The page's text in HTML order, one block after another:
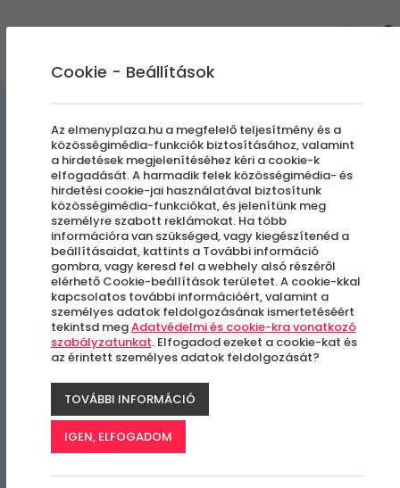
E-bike túra a Bükkben |
Haladó
Miskolc
Cookie - Beállítások
Az elmenyplaza.hu a megfelelő teljesítmény és a
közösségimédia-funkciók biztosításához, valamint
a hirdetések megjelenítéséhez kéri a cookie-k
elfogadását. A harmadik felek közösségimédia- és
hirdetési cookie-jai használatával biztosítunk
közösségimédia-funkciókat, és jelenítünk meg
személyre szabott reklámokat. Ha több
információra van szükséged, vagy kiegészítenéd a
beállításaidat, kattints a További információ
gombra, vagy keresd fel a webhely alsó részéről
elérhető Cookie-beállítások területet. A cookie-kkal
kapcsolatos további információért, valamint a
személyes adatok feldolgozásának ismertetéséért
tekintsd megAdatvédelmi és cookie-kra vonatkozó
szabályzatunkat. Elfogadod ezeket a cookie-kat és
az érintett személyes adatok feldolgozását?
TOVÁBBI INFORMÁCIÓ
IGEN, ELFOGADOM